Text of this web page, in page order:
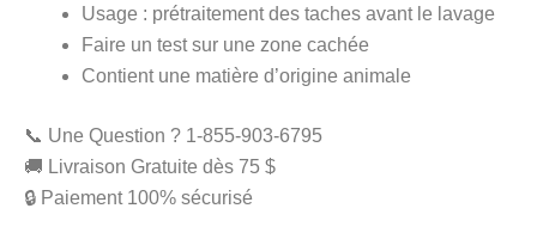
Usage : prétraitement des taches avant le lavage
Faire un test sur une zone cachée
Contient une matière d’origine animale
📞 Une Question ? 1-855-903-6795
🚚 Livraison Gratuite dès 75 $
🔒 Paiement 100% sécurisé